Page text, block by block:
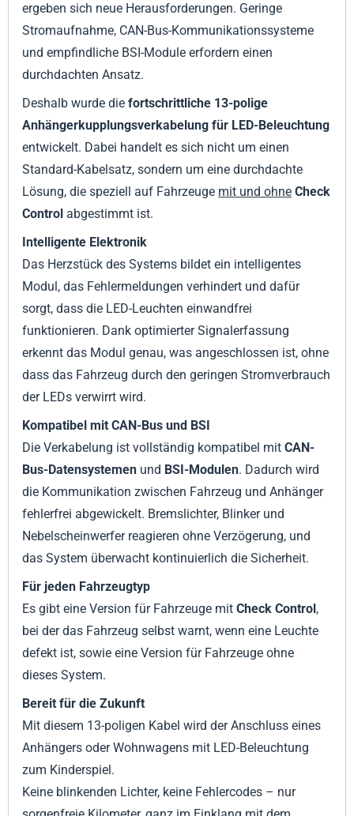
ergeben sich neue Herausforderungen. Geringe
Stromaufnahme, CAN-Bus-Kommunikationssysteme
und empfindliche BSI-Module erfordern einen
durchdachten Ansatz.
Deshalb wurde diefortschrittliche 13-polige
Anhängerkupplungsverkabelung für LED-Beleuchtung
entwickelt. Dabei handelt es sich nicht um einen
Standard-Kabelsatz, sondern um eine durchdachte
Lösung, die speziell auf Fahrzeuge mit und ohne Check
Control abgestimmt ist.
Intelligente Elektronik
Das Herzstück des Systems bildet ein intelligentes
Modul, das Fehlermeldungen verhindert und dafür
sorgt, dass die LED-Leuchten einwandfrei
funktionieren. Dank optimierter Signalerfassung
erkennt das Modul genau, was angeschlossen ist, ohne
dass das Fahrzeug durch den geringen Stromverbrauch
der LEDs verwirrt wird.
Kompatibel mit CAN-Bus und BSI
Die Verkabelung ist vollständig kompatibel mitCAN-
Bus-Datensystemen und BSI-Modulen. Dadurch wird
die Kommunikation zwischen Fahrzeug und Anhänger
fehlerfrei abgewickelt. Bremslichter, Blinker und
Nebelscheinwerfer reagieren ohne Verzögerung, und
das System überwacht kontinuierlich die Sicherheit.
Für jeden Fahrzeugtyp
Es gibt eine Version für Fahrzeuge mitCheck Control ,
bei der das Fahrzeug selbst warnt, wenn eine Leuchte
defekt ist, sowie eine Version für Fahrzeuge ohne
dieses System.
Bereit für die Zukunft
Mit diesem 13-poligen Kabel wird der Anschluss eines
Anhängers oder Wohnwagens mit LED-Beleuchtung
zum Kinderspiel.
Keine blinkenden Lichter, keine Fehlercodes – nur